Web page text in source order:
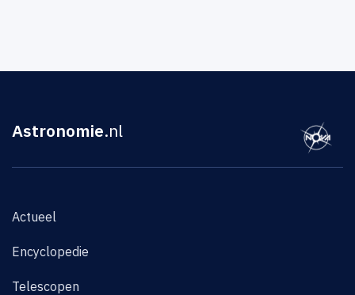
Astronomie.nl
Actueel
Encyclopedie
Telescopen